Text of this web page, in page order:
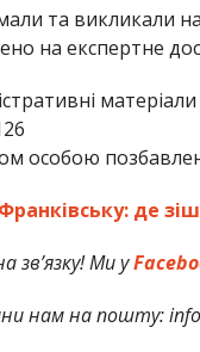
та викликали
на експертне
особою
де
зв’язку! Ми у
нам на пошту: